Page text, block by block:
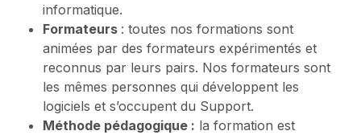
informatique.
Formateurs : toutes nos formations sont
animées par des formateurs expérimentés et
reconnus par leurs pairs. Nos formateurs sont
les mêmes personnes qui développent les
logiciels et s’occupent du Support.
Méthode pédagogique : la formation est